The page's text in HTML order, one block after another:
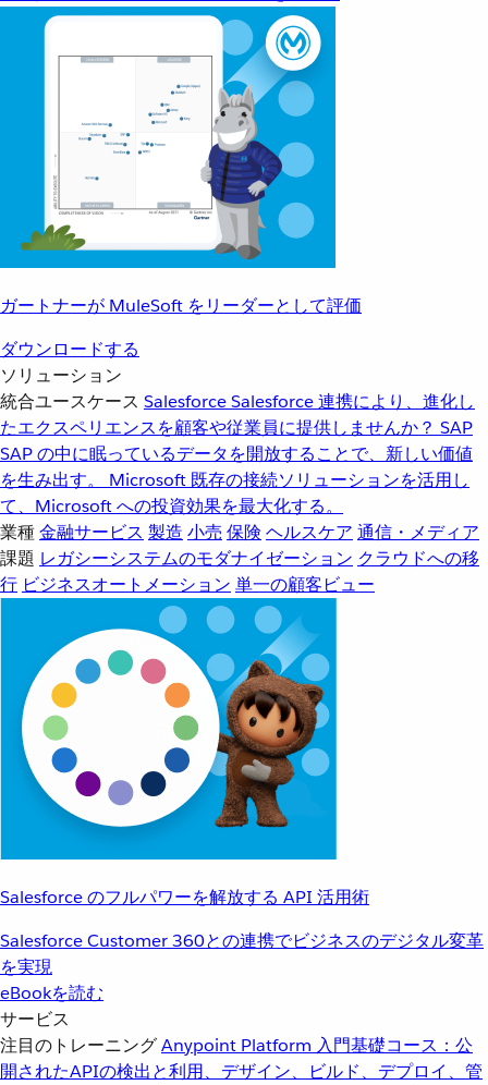
ガートナーが MuleSoft をリーダーとして評価
ダウンロードする
ソリューション
統合ユースケース SalesforceSalesforce 連携により、進化し
たエクスペリエンスを顧客や従業員に提供しませんか？ SAP
SAP の中に眠っているデータを開放することで、新しい価値
を生み出す。
Microsoft 既存の接続ソリューションを活用し
て、Microsoft への投資効果を最大化する。
業種金融サービス 製造 小売 保険 ヘルスケア 通信・メディア
課題 レガシーシステムのモダナイゼーション クラウドへの移
行 ビジネスオートメーション 単一の顧客ビュー
Salesforce のフルパワーを解放する API 活用術
Salesforce Customer 360との連携でビジネスのデジタル変革
を実現
eBookを読む
サービス
注目のトレーニングAnypoint Platform 入門基礎コース：公
開されたAPIの検出と利用、デザイン、ビルド、デプロイ、管